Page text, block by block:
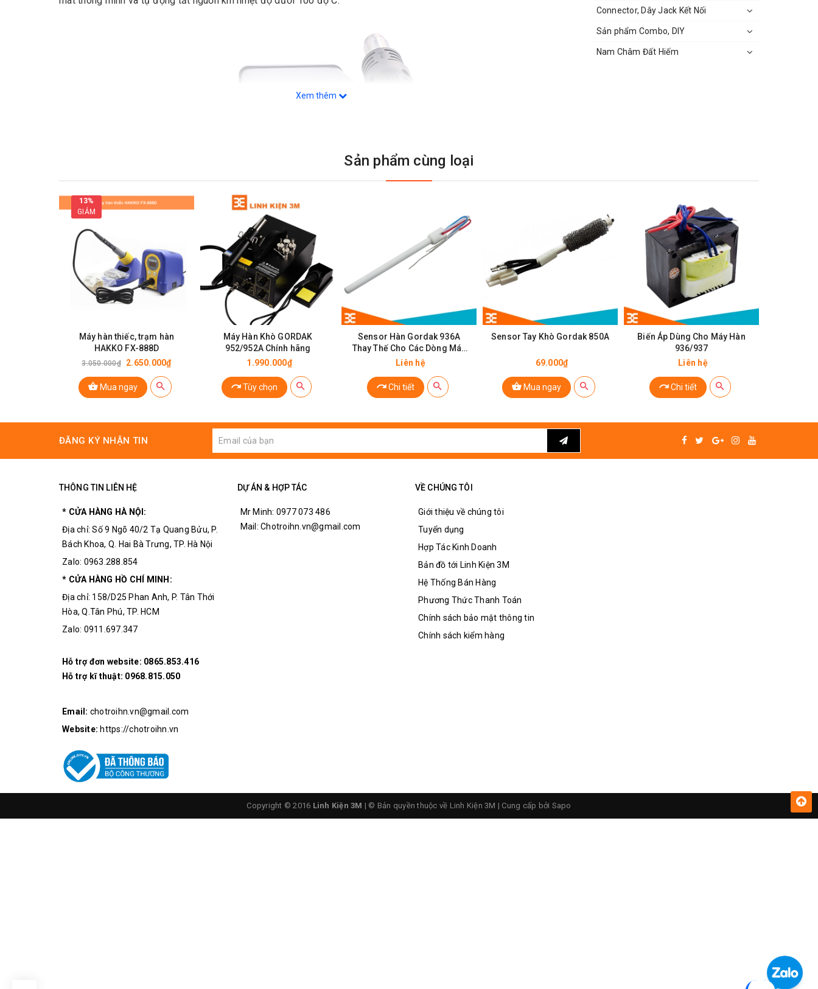
Máy Khò Từ Quick 858D
Thông Số Kỹ Thuật:
Thương Hiệu: Quick
Điện áp vào: 220 V
Công suất: 1700 W
Trọng lượng: 1,55 kg
Xem thêm
Connector, Dây Jack Kết Nối
Sản phẩm Combo, DIY
Nam Châm Đất Hiếm
Sản phẩm cùng loại
13%
GIẢM
Máy hàn thiếc, trạm hàn
HAKKO FX-888D
3.050.000₫ 2.650.000₫
Mua ngay
Máy Hàn Khò GORDAK
952/952A Chính hãng
1.990.000₫
Tùy chọn
Sensor Hàn Gordak 936A
Thay Thế Cho Các Dòng Máy
8586 / 952 / 968 / 938A
Liên hệ
Chi tiết
Sensor Tay Khò Gordak 850A
69.000₫
Mua ngay
Biến Áp Dùng Cho Máy Hàn
936/937
Liên hệ
Chi tiết
ĐĂNG KÝ NHẬN TIN
THÔNG TIN LIÊN HỆ
* CỬA HÀNG HÀ NỘI:
Địa chỉ: Số 9 Ngõ 40/2 Tạ Quang Bửu, P.
Bách Khoa, Q. Hai Bà Trưng, TP. Hà Nội
Zalo: 0963.288.854
* CỬA HÀNG HỒ CHÍ MINH:
Địa chỉ: 158/D25 Phan Anh, P. Tân Thới
Hòa, Q.Tân Phú, TP. HCM
Zalo: 0911.697.347
Hỗ trợ đơn website: 0865.853.416
Hỗ trợ kĩ thuật: 0968.815.050
Email: chotroihn.vn@gmail.com
Website: https://chotroihn.vn
DỰ ÁN & HỢP TÁC
Mr Minh: 0977 073 486
Mail: Chotroihn.vn@gmail.com
VỀ CHÚNG TÔI
Giới thiệu về chúng tôi
Tuyển dụng
Hợp Tác Kinh Doanh
Bản đồ tới Linh Kiện 3M
Hệ Thống Bán Hàng
Phương Thức Thanh Toán
Chính sách bảo mật thông tin
Chính sách kiểm hàng
Copyright © 2016 Linh Kiện 3M | © Bản quyền thuộc về Linh Kiện 3M | Cung cấp bởi Sapo